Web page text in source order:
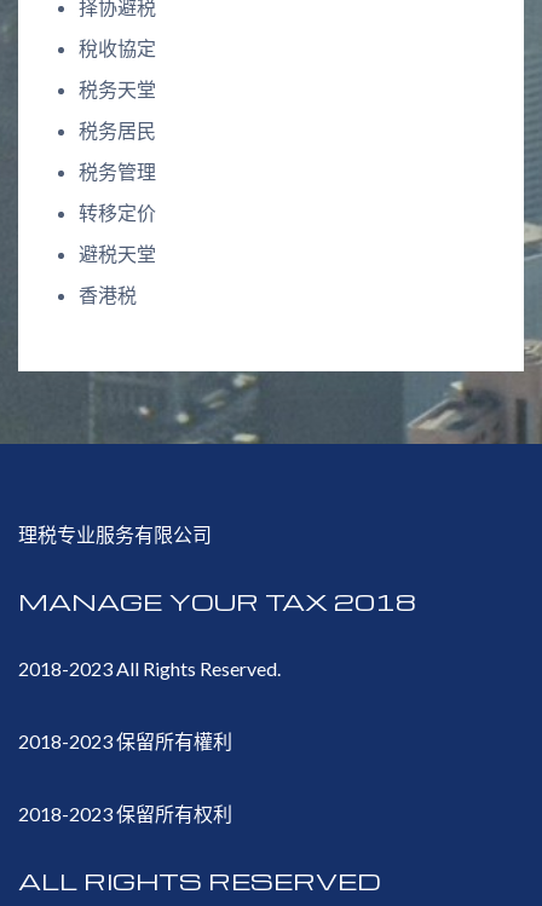
择协避税
稅收協定
税务天堂
税务居民
税务管理
转移定价
避税天堂
香港税
理税专业服务有限公司
MANAGE YOUR TAX 2018
2018-2023 All Rights Reserved.
2018-2023 保留所有權利
2018-2023 保留所有权利
ALL RIGHTS RESERVED